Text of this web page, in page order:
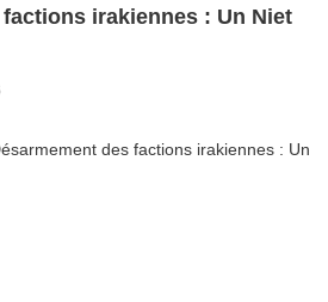
irakiennes : Un Niet